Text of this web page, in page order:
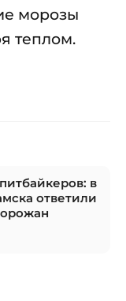
морозы
теплом.
в
ответили